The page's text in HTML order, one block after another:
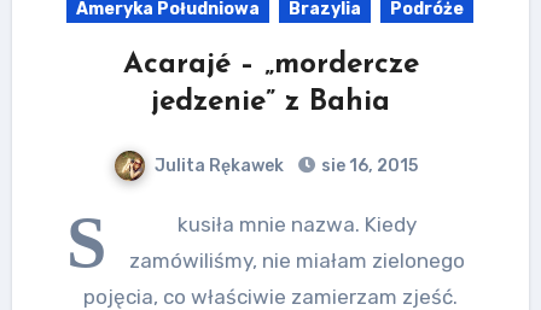
Ameryka Południowa Brazylia Podróże
Acarajé – „mordercze
jedzenie” z Bahia
Julita Rękawek sie 16, 2015
S
kusiła mnie nazwa. Kiedy
zamówiliśmy, nie miałam zielonego
pojęcia, co właściwie zamierzam zjeść.